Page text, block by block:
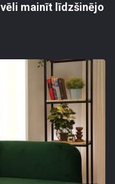
mainīt līdzšinējo